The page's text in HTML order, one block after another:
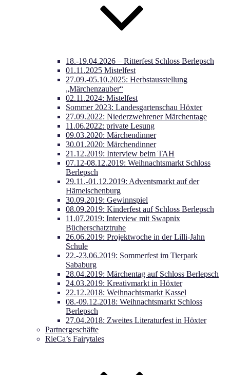
18.-19.04.2026 – Ritterfest Schloss Berlepsch
01.11.2025 Mistelfest
27.09.-05.10.2025: Herbstausstellung
„Märchenzauber“
02.11.2024: Mistelfest
Sommer 2023: Landesgartenschau Höxter
27.09.2022: Niederzwehrener Märchentage
11.06.2022: private Lesung
09.03.2020: Märchendinner
30.01.2020: Märchendinner
21.12.2019: Interview beim TAH
07.12-08.12.2019: Weihnachtsmarkt Schloss
Berlepsch
29.11.-01.12.2019: Adventsmarkt auf der
Hämelschenburg
30.09.2019: Gewinnspiel
08.09.2019: Kinderfest auf Schloss Berlepsch
11.07.2019: Interview mit Swapnix
Bücherschatztruhe
26.06.2019: Projektwoche in der Lilli-Jahn
Schule
22.-23.06.2019: Sommerfest im Tierpark
Sababurg
28.04.2019: Märchentag auf Schloss Berlepsch
24.03.2019: Kreativmarkt in Höxter
22.12.2018: Weihnachtsmarkt Kassel
08.-09.12.2018: Weihnachtsmarkt Schloss
Berlepsch
27.04.2018: Zweites Literaturfest in Höxter
Partnergeschäfte
RieCa’s Fairytales